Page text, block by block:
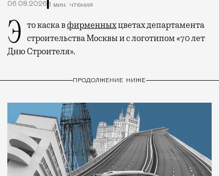
06.08.2026 1 мин. чтения
Это каска вфирменныхцветах департамента
строительства Москвы и с логотипом «70 лет
Дню Строителя».
ПРОДОЛЖЕНИЕ НИЖЕ